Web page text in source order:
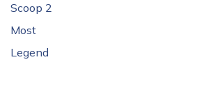
Scoop 2
Most
Legend